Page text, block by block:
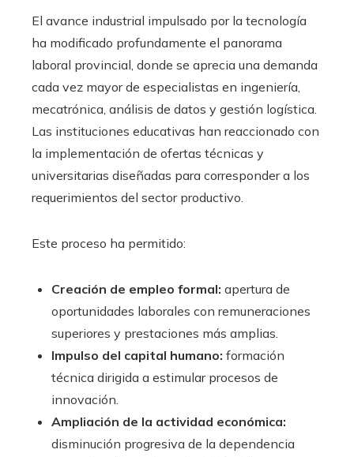
El avance industrial impulsado por la tecnología
ha modificado profundamente el panorama
laboral provincial, donde se aprecia una demanda
cada vez mayor de especialistas en ingeniería,
mecatrónica, análisis de datos y gestión logística.
Las instituciones educativas han reaccionado con
la implementación de ofertas técnicas y
universitarias diseñadas para corresponder a los
requerimientos del sector productivo.
Este proceso ha permitido:
Creación de empleo formal: apertura de
oportunidades laborales con remuneraciones
superiores y prestaciones más amplias.
Impulso del capital humano: formación
técnica dirigida a estimular procesos de
innovación.
Ampliación de la actividad económica:
disminución progresiva de la dependencia